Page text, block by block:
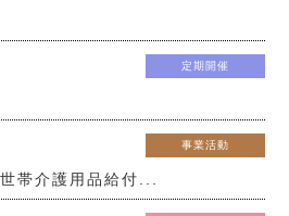
定期開催
事業活動
帯介護用品給付...